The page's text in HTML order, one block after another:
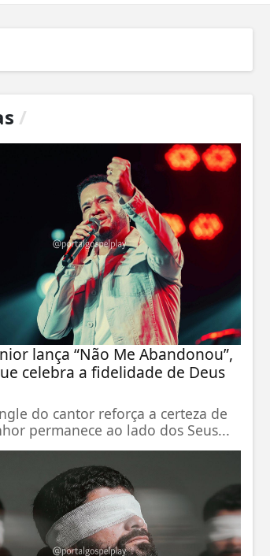
/
lança “Não Me Abandonou”,
celebra a fidelidade de Deus
do cantor reforça a certeza de
permanece ao lado dos Seus...